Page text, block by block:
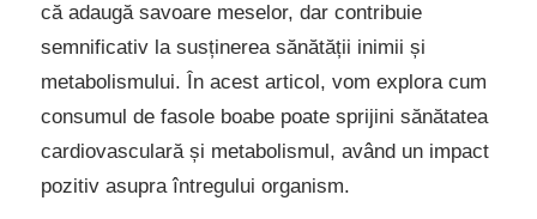
că adaugă savoare meselor, dar contribuie
semnificativ la susținerea sănătății inimii și
metabolismului. În acest articol, vom explora cum
consumul de fasole boabe poate sprijini sănătatea
cardiovasculară și metabolismul, având un impact
pozitiv asupra întregului organism.